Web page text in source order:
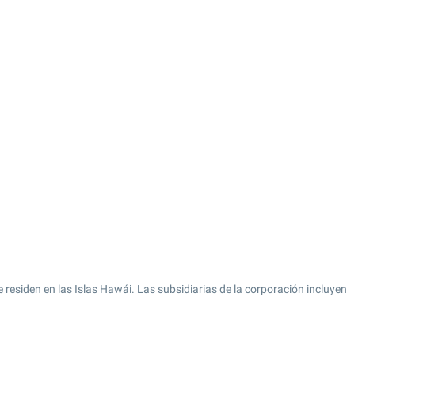
en las Islas Hawái. Las subsidiarias de la corporación incluyen